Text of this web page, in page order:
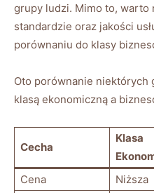
grupy ludzi. Mimo⁣ to, warto
standardzie oraz jakości
porównaniu do klasy⁤
Oto porównanie ​niektórych
klasą ekonomiczną ‍a
Cecha
Klasa
Cena Niższa